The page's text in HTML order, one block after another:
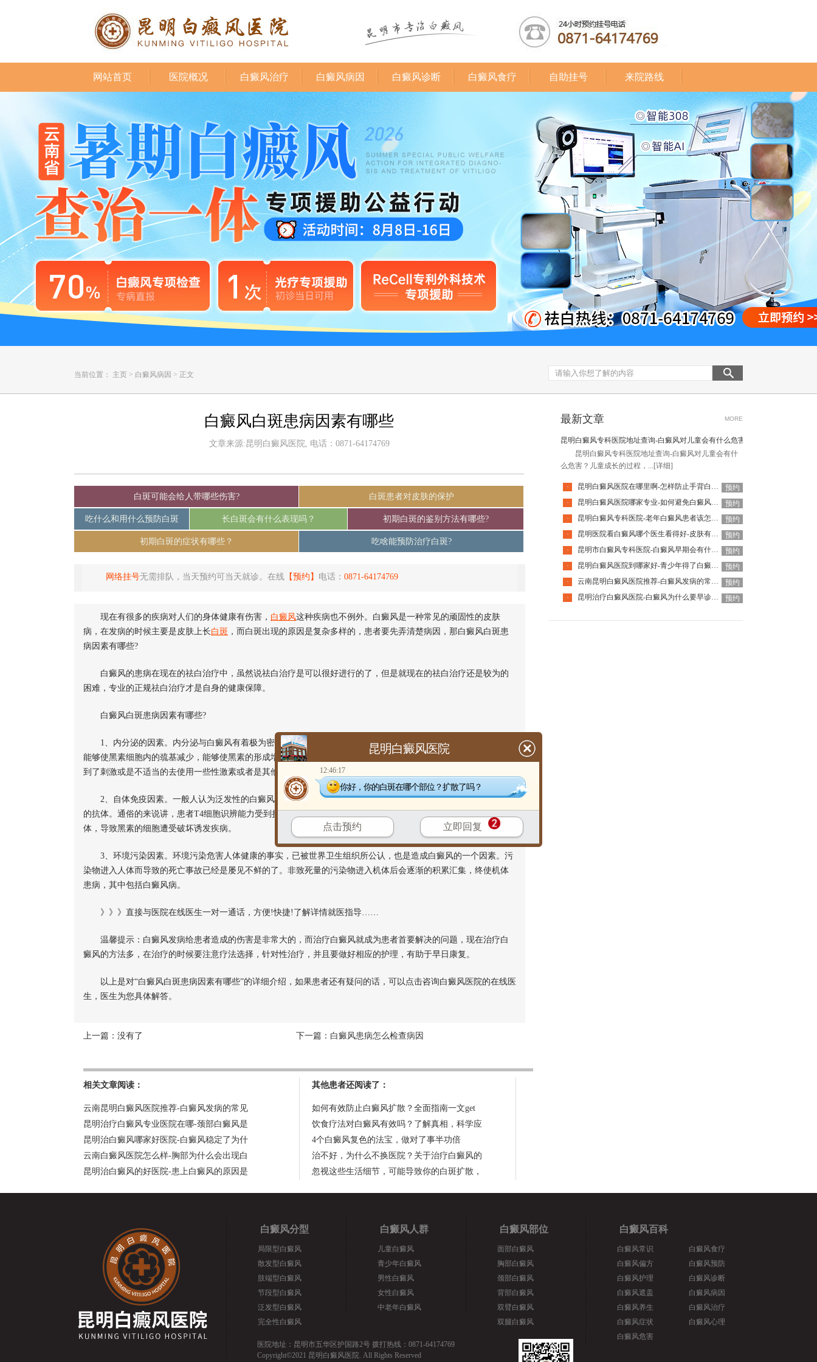
网站首页 医院概况 白癜风治疗 白癜风病因 白癜风诊断 白癜风食疗 自助挂号 来院路线
当前位置： 主页 > 白癜风病因 > 正文
白癜风白斑患病因素有哪些
文章来源:昆明白癜风医院, 电话：0871-64174769
白斑可能会给人带哪些伤害? 白斑患者对皮肤的保护
吃什么和用什么预防白斑 长白斑会有什么表现吗？ 初期白斑的鉴别方法有哪些?
初期白斑的症状有哪些？ 吃啥能预防治疗白斑?
网络挂号无需排队，当天预约可当天就诊。在线 【预约】 电话： 0871-64174769
现在有很多的疾病对人们的身体健康有伤害， 白癜风这种疾病也不例外。白癜风是一种常见的顽固性的皮肤
病，在发病的时候主要是皮肤上长白斑 ，而白斑出现的原因是复杂多样的，患者要先弄清楚病因，那白癜风白斑患
病因素有哪些?
白癜风的患病在现在的祛白治疗中，虽然说祛白治疗是可以很好进行的了，但是就现在的祛白治疗还是较为的
困难，专业的正规祛白治疗才是自身的健康保障。
白癜风白斑患病因素有哪些?
1、内分泌的因素。内分泌与白癜风有着极为密切的关系，脑垂体分泌的重体肽，特别是黑素细胞刺激素(MSH)
能够使黑素细胞内的巯基减少，能够使黑素的形成增多。黑素细胞的生理功能受内分泌影响，因而，无论是精神受
到了刺激或是不适当的去使用一些性激素或者是其他疾病而引起的内分泌的紊乱都很可能产生白癜风这种疾病。
2、自体免疫因素。一般人认为泛发性的白癜风是发生于免疫的基础上的。患者具有抗正常人黑素细胞表面抗原
的抗体。通俗的来说讲，患者T4细胞识辨能力受到损害，将正常产生的黑色素作为外界入侵的抗原而产生抵制的抗
体，导致黑素的细胞遭受破坏诱发疾病。
3、环境污染因素。环境污染危害人体健康的事实，已被世界卫生组织所公认，也是造成白癜风的一个因素。污
染物进入人体而导致的死亡事故已经是屡见不鲜的了。非致死量的污染物进入机体后会逐渐的积累汇集，终使机体
患病，其中包括白癜风病。
》》》直接与医院在线医生一对一通话，方便!快捷!了解详情就医指导……
温馨提示：白癜风发病给患者造成的伤害是非常大的，而治疗白癜风就成为患者首要解决的问题，现在治疗白
癜风的方法多，在治疗的时候要注意疗法选择，针对性治疗，并且要做好相应的护理，有助于早日康复。
以上是对“白癜风白斑患病因素有哪些”的详细介绍，如果患者还有疑问的话，可以点击咨询白癜风医院的在线医
生，医生为您具体解答。
上一篇：没有了 下一篇： 白癜风患病怎么检查病因
相关文章阅读：
云南昆明白癜风医院推荐-白癜风发病的常见
昆明治疗白癜风专业医院在哪-颈部白癜风是
昆明治白癜风哪家好医院-白癜风稳定了为什
云南白癜风医院怎么样-胸部为什么会出现白
昆明治白癜风的好医院-患上白癜风的原因是
其他患者还阅读了：
如何有效防止白癜风扩散？全面指南一文get
饮食疗法对白癜风有效吗？了解真相，科学应
4个白癜风复色的法宝，做对了事半功倍
治不好，为什么不换医院？关于治疗白癜风的
忽视这些生活细节，可能导致你的白斑扩散，
最新文章 MORE
昆明白癜风专科医院地址查询-白癜风对儿童会有什么危害
昆明白癜风专科医院地址查询-白癜风对儿童会有什
么危害？儿童成长的过程，... [详细]
· 昆明白癜风医院在哪里啊-怎样防止手背白癜风扩散呢
预约
·
昆明白癜风医院哪家专业-如何避免白癜风复发呢
预约
·
昆明白癜风专科医院-老年白癜风患者该怎么有效应对疾病
预约
·
昆明医院看白癜风哪个医生看得好-皮肤有白癜风后该怎么护理
预约
·
昆明市白癜风专科医院-白癜风早期会有什么症状
预约
·
昆明白癜风医院到哪家好-青少年得了白癜风该怎么科学治疗呢
预约
·
云南昆明白癜风医院推荐-白癜风发病的常见诱因是什么
预约
·
昆明治疗白癜风医院-白癜风为什么要早诊早治 预约
白癜风分型
局限型白癜风
散发型白癜风
肢端型白癜风
节段型白癜风
泛发型白癜风
完全性白癜风
白癜风人群
儿童白癜风
青少年白癜风
男性白癜风
女性白癜风
中老年白癜风
白癜风部位
面部白癜风
胸部白癜风
颈部白癜风
背部白癜风
双臂白癜风
双腿白癜风
白癜风百科
白癜风常识
白癜风偏方
白癜风护理
白癜风遮盖
白癜风养生
白癜风症状
白癜风危害
白癜风食疗
白癜风预防
白癜风诊断
白癜风病因
白癜风治疗
白癜风心理
医院地址：昆明市五华区护国路2号 拨打热线：0871-64174769
Copyright©2021 昆明白癜风医院. All Rights Reserved
昆明白癜风医院
12:46:17
你好，你的白斑在哪个部位？扩散了吗？
点击预约 立即回复